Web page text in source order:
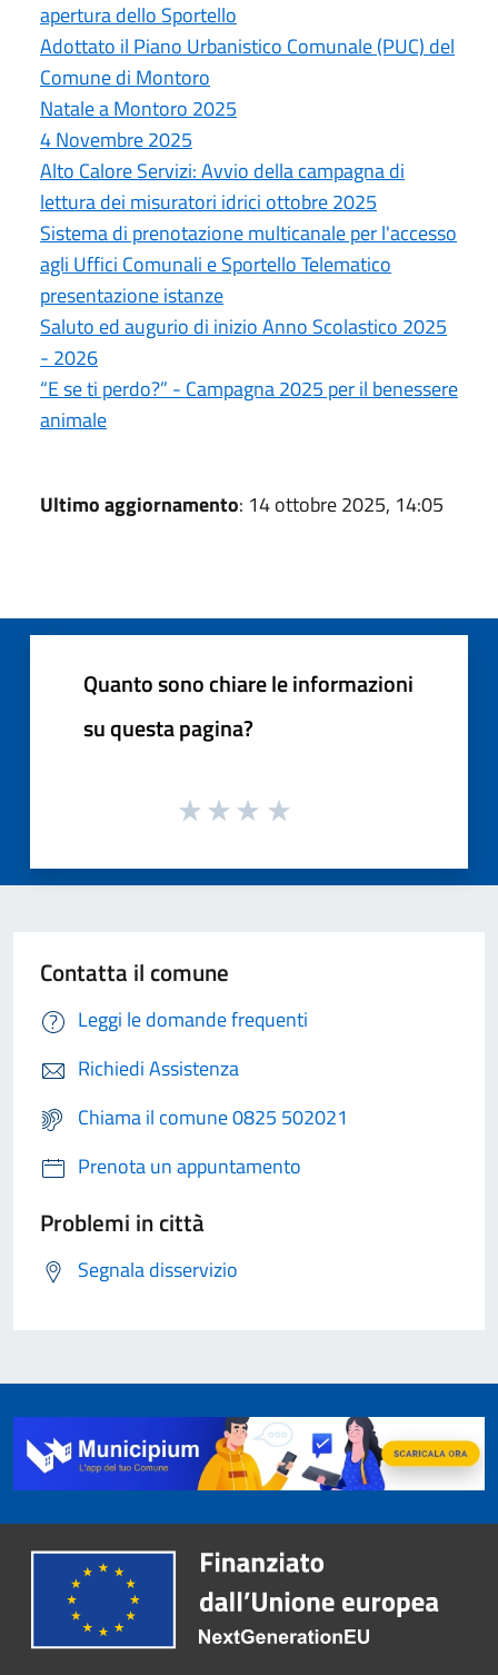
apertura dello Sportello
Adottato il Piano Urbanistico Comunale (PUC) del
Comune di Montoro
Natale a Montoro 2025
4 Novembre 2025
Alto Calore Servizi: Avvio della campagna di
lettura dei misuratori idrici ottobre 2025
Sistema di prenotazione multicanale per l'accesso
agli Uffici Comunali e Sportello Telematico
presentazione istanze
Saluto ed augurio di inizio Anno Scolastico 2025
- 2026
“E se ti perdo?” - Campagna 2025 per il benessere
animale
Ultimo aggiornamento: 14 ottobre 2025, 14:05
Quanto sono chiare le informazioni
su questa pagina?
Contatta il comune
Leggi le domande frequenti
Richiedi Assistenza
Chiama il comune 0825 502021
Prenota un appuntamento
Problemi in città
Segnala disservizio